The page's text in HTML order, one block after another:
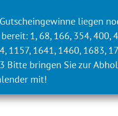
liegen
1, 68, 166, 354, 400,
1157, 1641, 1460, 1683,
Bitte bringen Sie zur
mit!
/ 9433-0
/ 9433-22
info@moor-therme.de